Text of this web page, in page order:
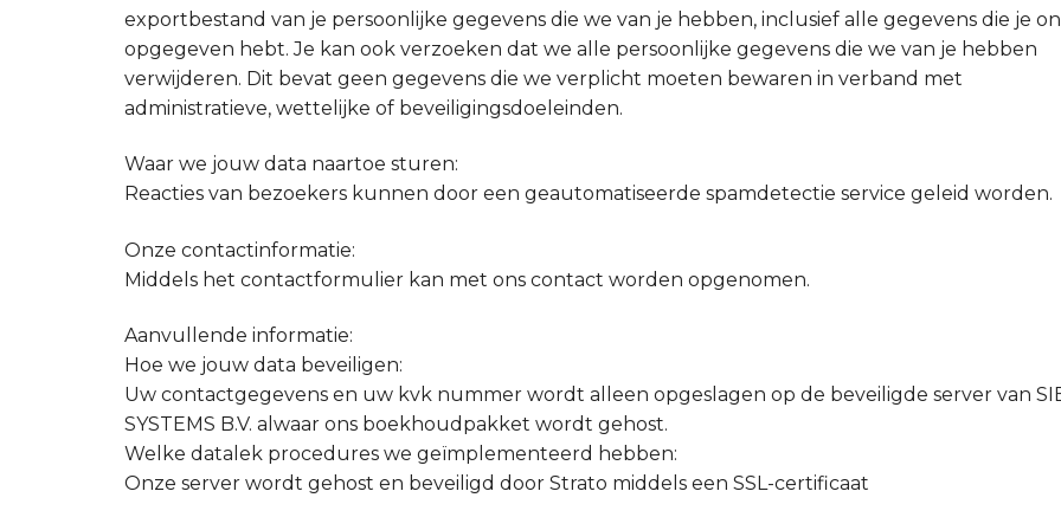
exportbestand van je persoonlijke gegevens die we van je hebben, inclusief alle gegevens die je
opgegeven hebt. Je kan ook verzoeken dat we alle persoonlijke gegevens die we van je hebben
verwijderen. Dit bevat geen gegevens die we verplicht moeten bewaren in verband met
administratieve, wettelijke of beveiligingsdoeleinden.
Waar we jouw data naartoe sturen:
Reacties van bezoekers kunnen door een geautomatiseerde spamdetectie service geleid worden.
Onze contactinformatie:
Middels het contactformulier kan met ons contact worden opgenomen.
Aanvullende informatie:
Hoe we jouw data beveiligen:
Uw contactgegevens en uw kvk nummer wordt alleen opgeslagen op de beveiligde server van
SYSTEMS B.V. alwaar ons boekhoudpakket wordt gehost.
Welke datalek procedures we geïmplementeerd hebben:
Onze server wordt gehost en beveiligd door Strato middels een SSL-certificaat